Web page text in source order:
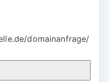
domainanfrage/